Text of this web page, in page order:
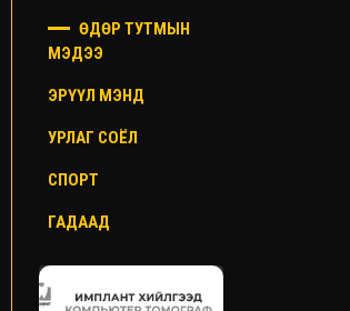
ӨДӨР ТУТМЫН
МЭДЭЭ
ЭРҮҮЛ МЭНД
УРЛАГ СОЁЛ
СПОРТ
ГАДААД